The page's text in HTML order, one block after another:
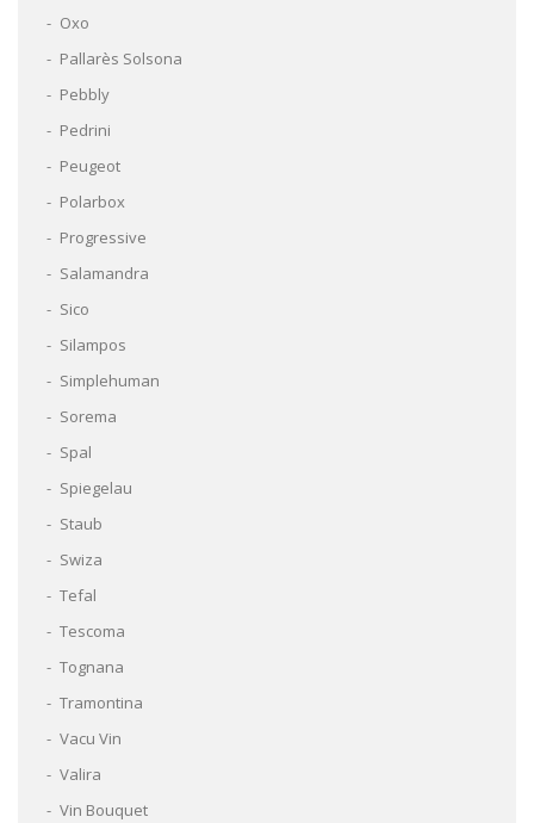
Oxo
Pallarès Solsona
Pebbly
Pedrini
Peugeot
Polarbox
Progressive
Salamandra
Sico
Silampos
Simplehuman
Sorema
Spal
Spiegelau
Staub
Swiza
Tefal
Tescoma
Tognana
Tramontina
Vacu Vin
Valira
Vin Bouquet